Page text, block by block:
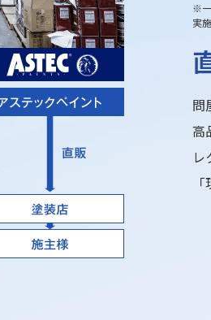
※一
実
問
高
レ